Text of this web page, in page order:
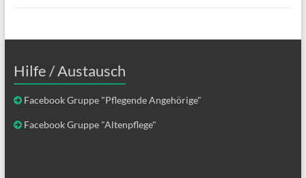
Hilfe / Austausch
Facebook Gruppe "Pflegende Angehörige"
Facebook Gruppe "Altenpflege"